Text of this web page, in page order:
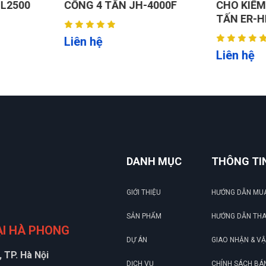
CHO KIỂM TRA GÓC LÁI 5,5
TẤN ER-HL5000A
CẮT KÉO
Liên hệ
HÀ PHONG
Hà Nội
DANH MỤC
GIỚI THIỆU
SẢN PHẨM
DỰ ÁN
DỊCH VỤ
THÔNG
HƯỚNG DẪN
HƯỚNG DẪN
GIAO NHẬN &
CHÍNH SÁCH